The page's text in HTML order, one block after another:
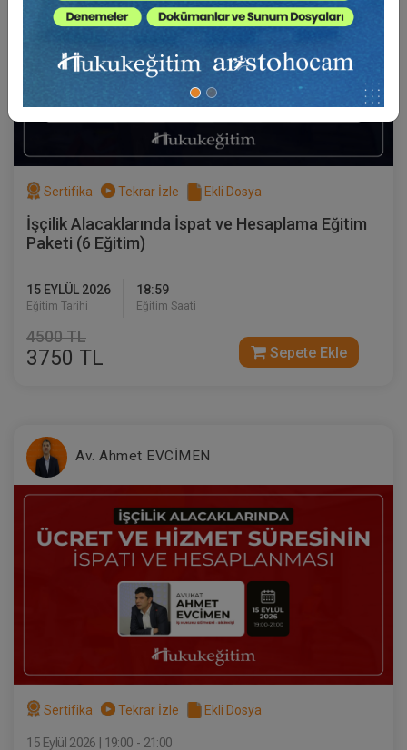
Sertifika Tekrar İzle Ekli Dosya
İşçilik Alacaklarında İspat ve Hesaplama Eğitim
Paketi (6 Eğitim)
15 EYLÜL 2026
Eğitim Tarihi
18:59
Eğitim Saati
4500 TL
3750 TL Sepete Ekle
Av. Ahmet EVCİMEN
Sertifika Tekrar İzle Ekli Dosya
15 Eylül 2026 | 19:00 - 21:00